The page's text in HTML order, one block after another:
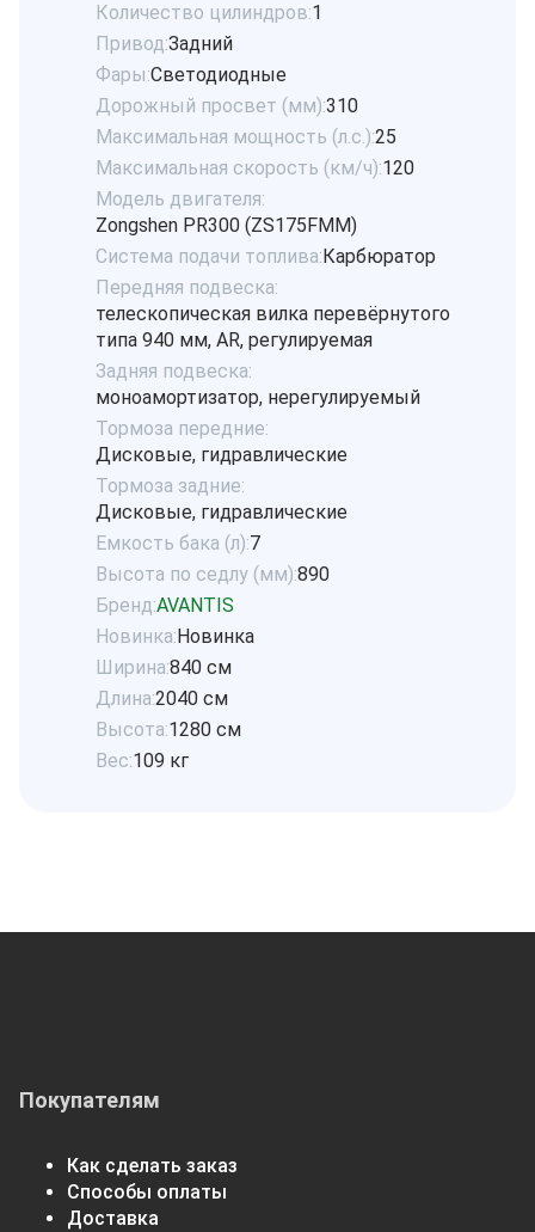
Количество цилиндров:1
Привод:Задний
Фары:Светодиодные
Дорожный просвет (мм):310
Максимальная мощность (л.с.):25
Максимальная скорость (км/ч):120
Модель двигателя:
Zongshen PR300 (ZS175FMM)
Система подачи топлива: Карбюратор
Передняя подвеска:
телескопическая вилка перевёрнутого
типа 940 мм, AR, регулируемая
Задняя подвеска:
моноамортизатор, нерегулируемый
Тормоза передние:
Дисковые, гидравлические
Тормоза задние:
Дисковые, гидравлические
Емкость бака (л):7
Высота по седлу (мм):890
Бренд:AVANTIS
Новинка: Новинка
Ширина:840 см
Длина:2040 см
Высота:1280 см
Вес:109 кг
Покупателям
Как сделать заказ
Способы оплаты
Доставка